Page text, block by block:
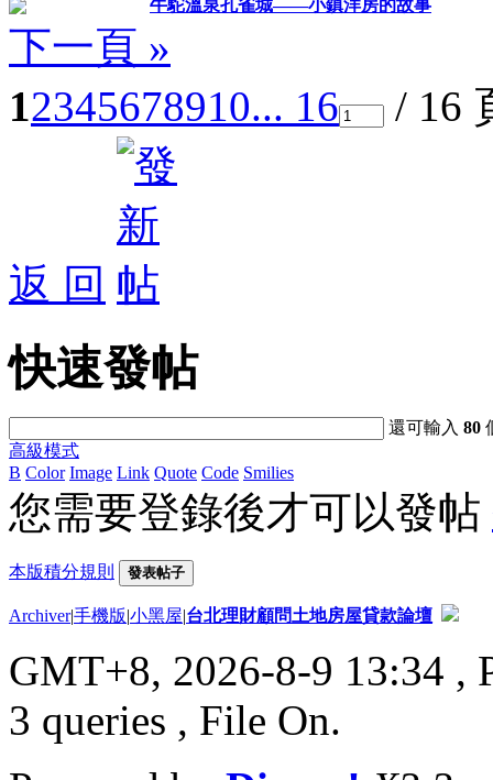
牛駝溫泉孔雀城——小鎮洋房的故事
下一頁 »
12345678910... 16 / 16
返 回
快速發帖
還可輸入80
高級模式
B Color Image Link Quote Code Smilies
您需要登錄後才可以發帖
本版積分規則 發表帖子
Archiver|手機版|小黑屋|台北理財顧問土地房屋貸款論壇
GMT+8, 2026-8-9 13:34 ,
3 queries , File On.